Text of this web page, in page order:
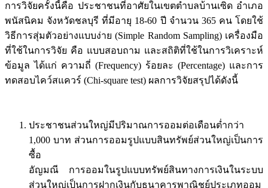
การวิจัยครั้งนี้คือ ประชาชนที่อาศัยในเขตตำบลบ้านเซิด อำเภอ
พนัสนิคม จังหวัดชลบุรี ที่มีอายุ 18-60 ปี จำนวน 365 คน โดยใช้
วิธีการสุ่มตัวอย่างแบบง่าย (Simple Random Sampling) เครื่องมือ
ที่ใช้ในการวิจัย คือ แบบสอบถาม และสถิติที่ใช้ในการวิเคราะห์
ข้อมูล ได้แก่ ความถี่ (Frequency) ร้อยละ (Percentage) และการ
ทดสอบไคว์สแควร์ (Chi-square test) ผลการวิจัยสรุปได้ดังนี้
ประชาชนส่วนใหญ่มีปริมาณการออมต่อเดือนต่ำกว่า
1,000 บาท ส่วนการออมรูปแบบสินทรัพย์ส่วนใหญ่เป็นการ
ซื้อ
อัญมณี การออมในรูปแบบทรัพย์สินทางการเงินในระบบ
ส่วนใหญ่เป็นการฝากเงินกับธนาคารพาณิชย์ประเภทออม